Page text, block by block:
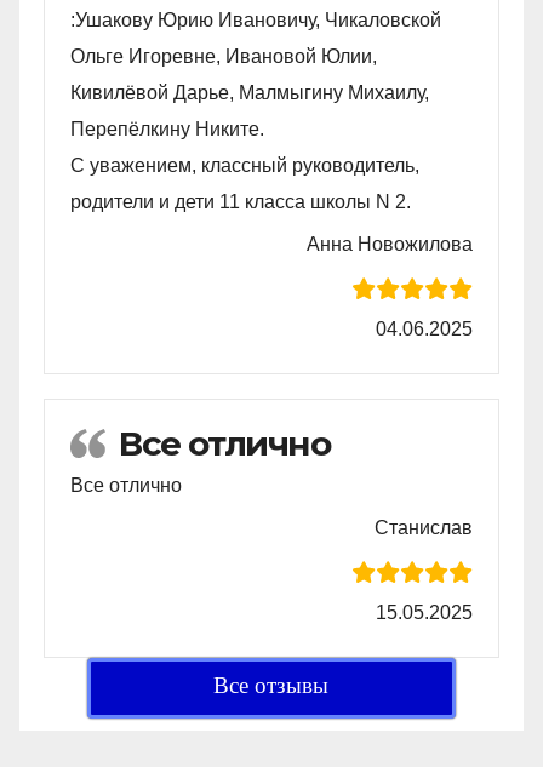
:Ушакову Юрию Ивановичу, Чикаловской
Ольге Игоревне, Ивановой Юлии,
Кивилëвой Дарье, Малмыгину Михаилу,
Перепëлкину Никите.
С уважением, классный руководитель,
родители и дети 11 класса школы N 2.
Анна Новожилова
04.06.2025
Все отлично
Все отлично
Станислав
15.05.2025
Все отзывы